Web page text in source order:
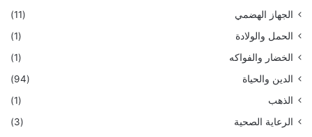
الجهاز الهضمي
(11)
الحمل والولادة
(1)
الخضار والفواكه
(1)
الدين والحياة
(94)
الذهب
(1)
الرعاية الصحية
(3)